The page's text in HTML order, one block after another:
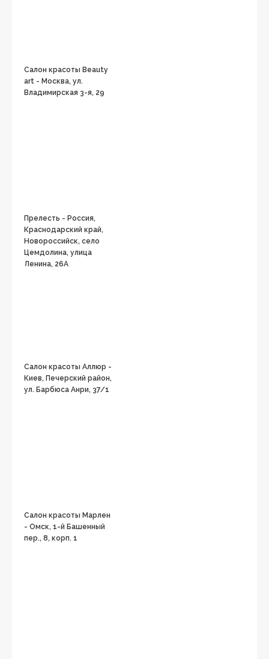
Салон красоты Вeauty
art - Москва, ул.
Владимирская 3-я, 29
Прелесть - Россия,
Краснодарский край,
Новороссийск, село
Цемдолина, улица
Ленина, 26А
Салон красоты Аллюр -
Киев, Печерский район,
ул. Барбюса Анри, 37/1
Салон красоты Марлен
- Омск, 1-й Башенный
пер., 8, корп. 1